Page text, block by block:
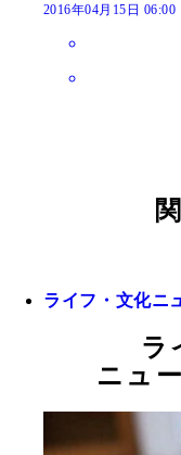
2016年04月15日 06:00
ライフ・文化ニ
ラ
ニュ